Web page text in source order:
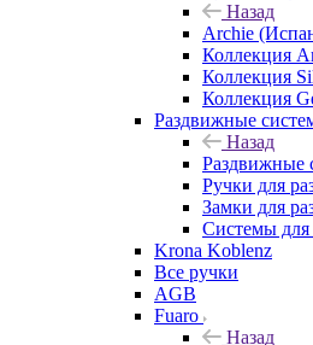
Назад
Archie
Коллекция
Коллекция
Коллекция
Раздвижные
Назад
Раздвижные
Ручки для
Замки для
Системы для
Krona Koblenz
Все ручки
AGB
Fuaro
Назад